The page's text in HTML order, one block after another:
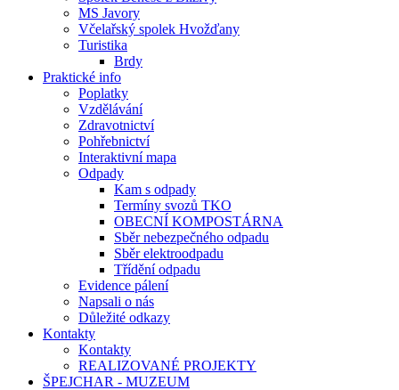
MS Javory
Včelařský spolek Hvožďany
Turistika
Brdy
Praktické info
Poplatky
Vzdělávání
Zdravotnictví
Pohřebnictví
Interaktivní mapa
Odpady
Kam s odpady
Termíny svozů TKO
OBECNÍ KOMPOSTÁRNA
Sběr nebezpečného odpadu
Sběr elektroodpadu
Třídění odpadu
Evidence pálení
Napsali o nás
Důležité odkazy
Kontakty
Kontakty
REALIZOVANÉ PROJEKTY
ŠPEJCHAR - MUZEUM